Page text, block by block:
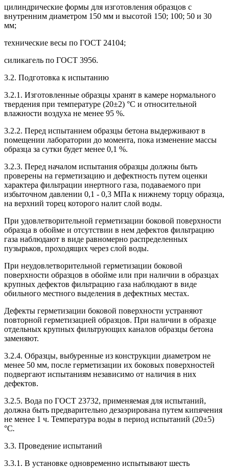
цилиндрические формы для изготовления образцов с
внутренним диаметром 150 мм и высотой 150; 100; 50 и 30
мм;
технические весы по ГОСТ 24104;
силикагель по ГОСТ 3956.
3.2. Подготовка к испытанию
3.2.1. Изготовленные образцы хранят в камере нормального
твердения при температуре (20±2) °С и относительной
влажности воздуха не менее 95 %.
3.2.2. Перед испытанием образцы бетона выдерживают в
помещении лаборатории до момента, пока изменение массы
образца за сутки будет менее 0,1 %.
3.2.3. Перед началом испытания образцы должны быть
проверены на герметизацию и дефектность путем оценки
характера фильтрации инертного газа, подаваемого при
избыточном давлении 0,1 - 0,3 МПа к нижнему торцу образца,
на верхний торец которого налит слой воды.
При удовлетворительной герметизации боковой поверхности
образца в обойме и отсутствии в нем дефектов фильтрацию
газа наблюдают в виде равномерно распределенных
пузырьков, проходящих через слой воды.
При неудовлетворительной герметизации боковой
поверхности образцов в обойме или при наличии в образцах
крупных дефектов фильтрацию газа наблюдают в виде
обильного местного выделения в дефектных местах.
Дефекты герметизации боковой поверхности устраняют
повторной герметизацией образцов. При наличии в образце
отдельных крупных фильтрующих каналов образцы бетона
заменяют.
3.2.4. Образцы, выбуренные из конструкции диаметром не
менее 50 мм, после герметизации их боковых поверхностей
подвергают испытаниям независимо от наличия в них
дефектов.
3.2.5. Вода по ГОСТ 23732, применяемая для испытаний,
должна быть предварительно дезаэрирована путем кипячения
не менее 1 ч. Температура воды в период испытаний (20±5)
°С.
3.3. Проведение испытаний
3.3.1. В установке одновременно испытывают шесть